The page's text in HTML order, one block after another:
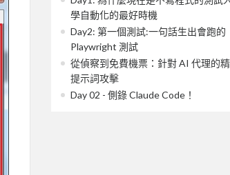
學自動化的最好時機
Day2: 第一個測試:一句話生出會跑的
Playwright 測試
從偵察到免費機票：針對 AI 代理的
提示詞攻擊
Day 02 - 側錄 Claude Code！